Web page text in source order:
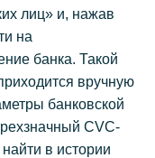
лиц» и, нажав
на
банка. Такой
вручную
банковской
CVC-
в истории